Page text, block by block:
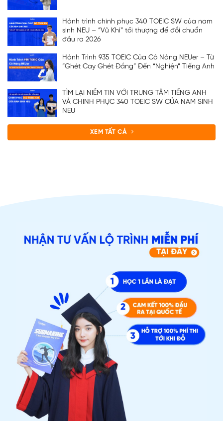
Hành trình chinh phục 340 TOEIC SW của nam
sinh NEU – “Vũ Khí” tối thượng để đổi chuẩn
đầu ra 2026
Hành Trình 935 TOEIC Của Cô Nàng NEUer – Từ
“Ghét Cay Ghét Đắng” Đến “Nghiện” Tiếng Anh
TÌM LẠI NIỀM TIN VỚI TRUNG TÂM TIẾNG ANH
VÀ CHINH PHỤC 340 TOEIC SW CỦA NAM SINH
NEU
XEM TẤT CẢ
ĐĂNG KÝ TƯ VẤN